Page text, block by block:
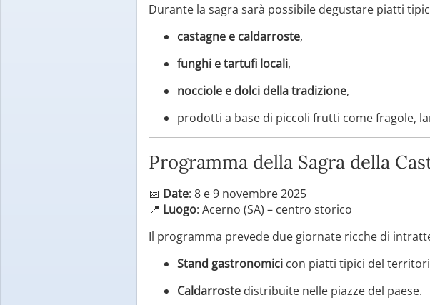
Durante la sagra sarà possibile degustare piatti
castagne e caldarroste,
funghi e tartufi locali,
nocciole e dolci della tradizione,
prodotti a base di piccoli frutti come fragole,
Programma della Sagra della
📅 Date: 8 e 9 novembre 2025
📍 Luogo: Acerno (SA) – centro storico
Il programma prevede due giornate ricche di
Stand gastronomici con piatti tipici del
Caldarroste distribuite nelle piazze del paese.